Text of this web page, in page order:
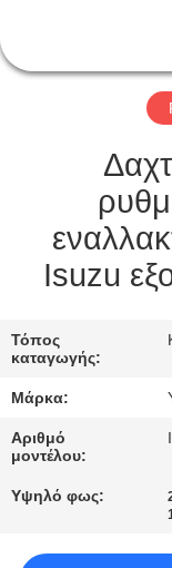
ΈΛΕΓΧΟΣ
ΜΑΣ
ΕΛΆΤΕ
ΕΠΑΦΉ
ΜΕ
Isuzu
Τόπος
καταγωγής:
Μάρκα:
Αριθμό
μοντέλου:
Υψηλό φως: